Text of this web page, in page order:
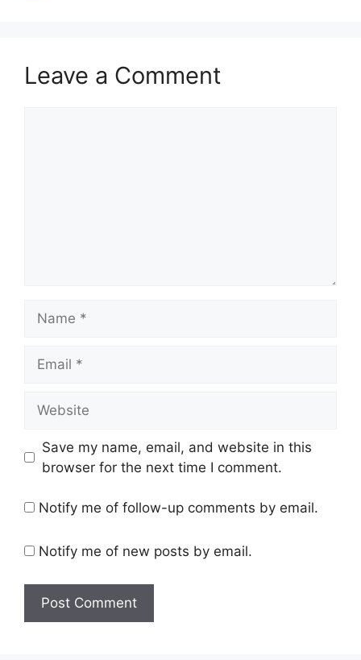
Leave a Comment
Save my name, email, and website in this
browser for the next time I comment.
Notify me of follow-up comments by email.
Notify me of new posts by email.